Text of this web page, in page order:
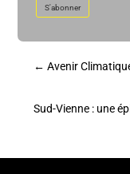
S'abonner
←Avenir
Sud-Vienne : une